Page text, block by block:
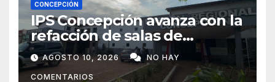
CONCEPCIÓN
IPS Concepción avanza con la
refacción de salas de
internación y anuncia llegada
de medicamentos
AGOSTO 10, 2026 NO HAY
COMENTARIOS